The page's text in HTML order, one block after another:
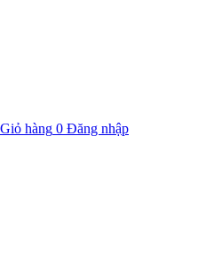
Giỏ hàng 0 Đăng nhập